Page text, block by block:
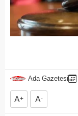
Ada Gazetesi
A+ A-